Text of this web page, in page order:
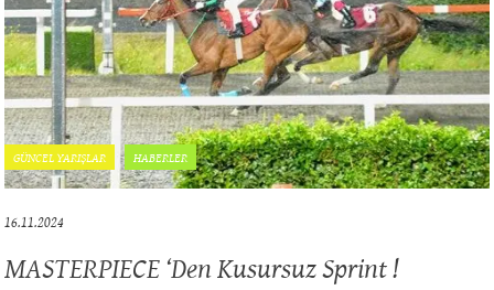
GÜNCEL YARIŞLAR HABERLER
16.11.2024
MASTERPIECE ‘den Kusursuz Sprint !